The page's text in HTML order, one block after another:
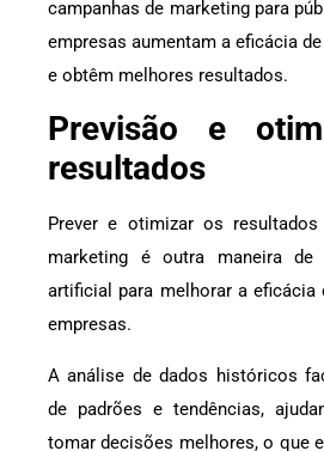
campanhas de marketing para
empresas aumentam a eficácia
e obtêm melhores resultados.
Previsão e
resultados
Prever e otimizar os
marketing é outra maneira de
artificial para melhorar a eficácia
empresas.
A análise de dados históricos
de padrões e tendências,
tomar decisões melhores, o que